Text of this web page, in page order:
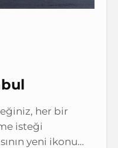
her bir
isteği
yeni ikonu…